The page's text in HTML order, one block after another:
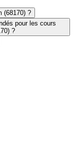
(68170) ?
pour les cours
?